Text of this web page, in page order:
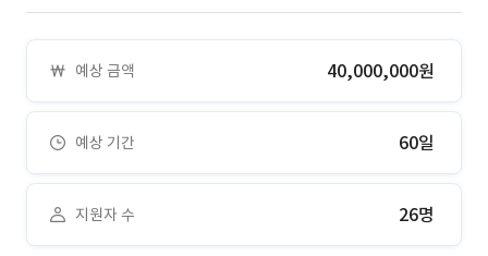
예상 금액 40,000,000원
예상 기간 60일
지원자 수 26명